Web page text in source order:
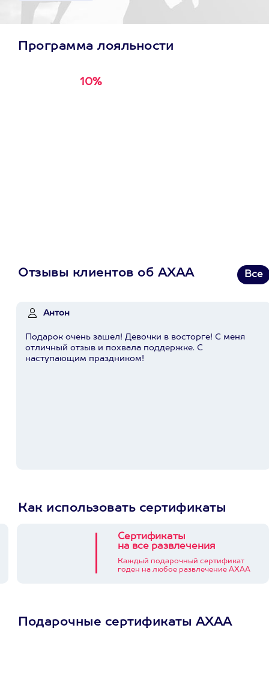
Программа лояльности
10%
Отзывы клиентов об АХАА Все
Антон
Подарок очень зашел! Девочки в восторге! С меня
отличный отзыв и похвала поддержке. С
наступающим праздником!
Как использовать сертификаты
Сертификаты
на все развлечения
Каждый подарочный сертификат
годен на любое развлечение АХАА
Подарочные сертификаты АХАА